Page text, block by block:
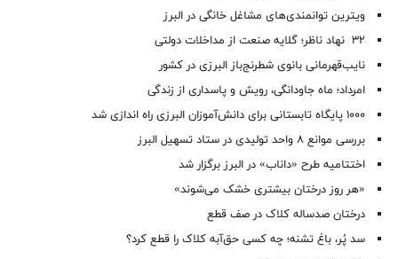
ویترین توانمندی‌های مشاغل خانگی در البرز
۳۲ نهاد ناظر؛ گلایه صنعت از مداخلات دولتی
نایب‌قهرمانی بانوی شطرنج‌باز البرزی در کشور
امرداد؛ ماه جاودانگی، رویش و پاسداری از زندگی
۱۰۰۰ پایگاه تابستانی برای دانش‌آموزان البرزی راه اندازی شد
بررسی موانع ۸ واحد تولیدی در ستاد تسهیل البرز
اختتامیه طرح «داناب» در البرز برگزار شد
«هر روز درختان بیشتری خشک می‌شوند»
درختان صدساله کلاک در صف قطع
سد پُر، باغ تشنه؛ چه کسی حق‌آبه کلاک را قطع کرد؟